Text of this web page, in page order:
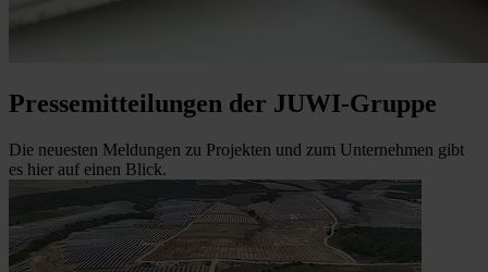
Pressemitteilungen der JUWI-Gruppe
Die neuesten Meldungen zu Projekten und zum Unternehmen gibt
es hier auf einen Blick.